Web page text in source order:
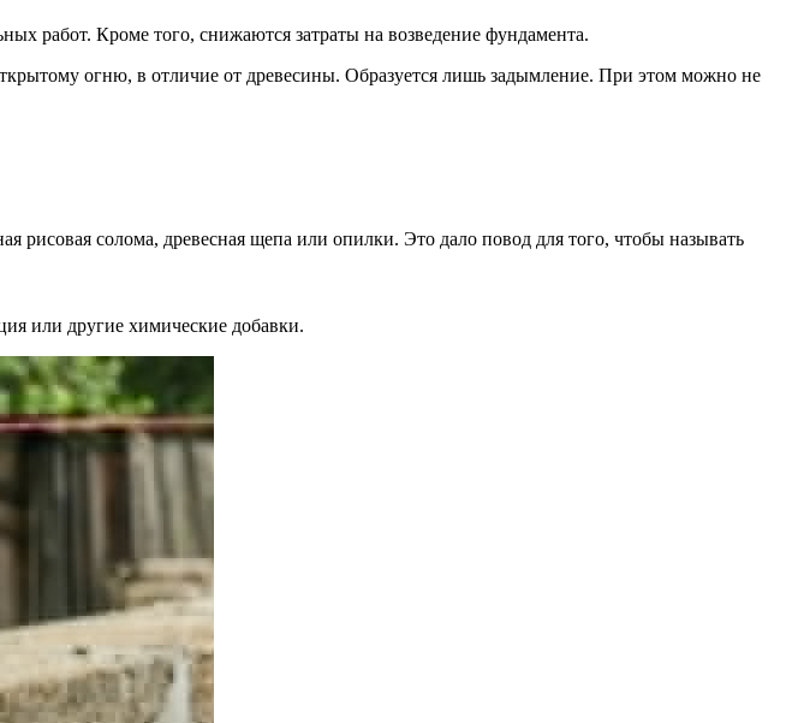
работ. Кроме того, снижаются затраты на возведение фундамента.
огню, в отличие от древесины. Образуется лишь задымление. При этом можно не
рисовая солома, древесная щепа или опилки. Это дало повод для того, чтобы называть
или другие химические добавки.